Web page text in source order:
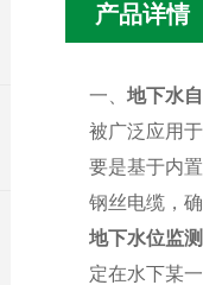
产品详情
一、 地下水
被广泛应用
要是基于内
钢丝电缆，
地下水位监
定在水下某